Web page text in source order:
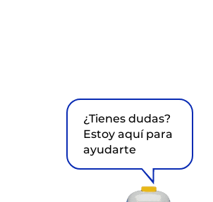
¿Tienes dudas?
Estoy aquí para
ayudarte